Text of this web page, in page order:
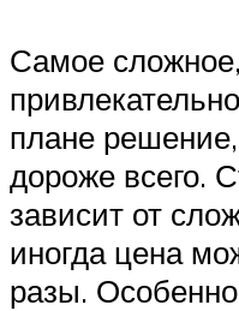
Самое
плане
дороже всего.
зависит от
иногда цена
разы.